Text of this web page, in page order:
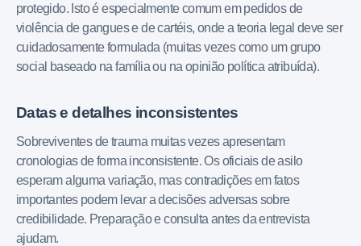
protegido. Isto é especialmente comum em pedidos de
violência de gangues e de cartéis, onde a teoria legal deve ser
cuidadosamente formulada (muitas vezes como um grupo
social baseado na família ou na opinião política atribuída).
Datas e detalhes inconsistentes
Sobreviventes de trauma muitas vezes apresentam
cronologias de forma inconsistente. Os oficiais de asilo
esperam alguma variação, mas contradições em fatos
importantes podem levar a decisões adversas sobre
credibilidade. Preparação e consulta antes da entrevista
ajudam.